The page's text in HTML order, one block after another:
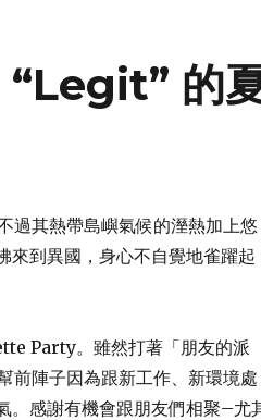
“Legit” 的
過其熱帶島嶼氣候的溼熱加上悠
到異國，身心不自覺地雀躍起
Party。雖然打著「朋友的派
前陣子因為跟新工作、新環境處
。感謝有機會跟朋友們相聚–尤